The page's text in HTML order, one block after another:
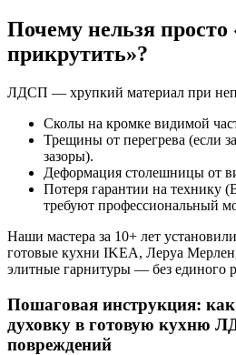
Почему нельзя просто
прикрутить»?
ЛДСП — хрупкий материал при
Сколы на кромке видимой
Трещины от перегрева (если
зазоры).
Деформация столешницы от
Потеря гарантии на технику
требуют профессиональный
Наши мастера за 10+ лет
готовые кухни IKEA, Леруа
элитные гарнитуры — без единого
Пошаговая инструкция:
духовку в готовую кухню
повреждений